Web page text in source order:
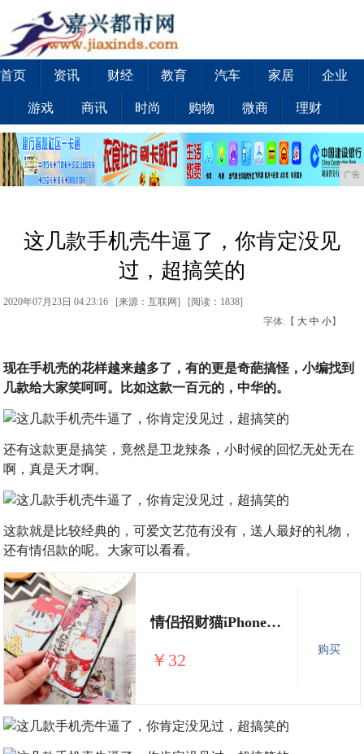
首页 资讯 财经 教育 汽车 家居 企业
游戏 商讯 时尚 购物 微商 理财
广告
这几款手机壳牛逼了，你肯定没见
过，超搞笑的
2020年07月23日 04:23:16 [来源：互联网] [阅读：1838]
字体:【 大 中 小】
现在手机壳的花样越来越多了，有的更是奇葩搞怪，小编找到
几款给大家笑呵呵。比如这款一百元的，中华的。
还有这款更是搞笑，竟然是卫龙辣条，小时候的回忆无处无在
啊，真是天才啊。
这款就是比较经典的，可爱文艺范有没有，送人最好的礼物，
还有情侣款的呢。大家可以看看。
情侣招财猫iPhone76s手机壳日韩苹果7plus保护套6sp卡通4.7软胶壳
￥32 购买